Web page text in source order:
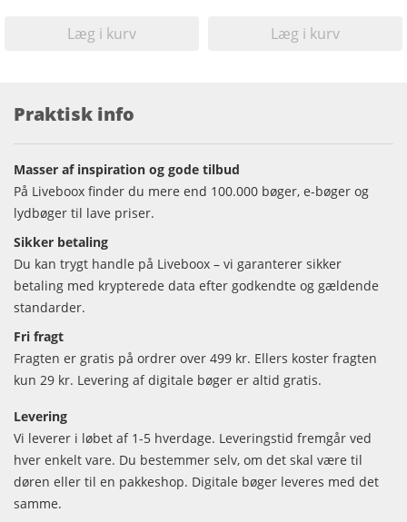
Læg i kurv Læg i kurv
Praktisk info
Masser af inspiration og gode tilbud
På Liveboox finder du mere end 100.000 bøger, e-bøger og
lydbøger til lave priser.
Sikker betaling
Du kan trygt handle på Liveboox – vi garanterer sikker
betaling med krypterede data efter godkendte og gældende
standarder.
Fri fragt
Fragten er gratis på ordrer over 499 kr. Ellers koster fragten
kun 29 kr. Levering af digitale bøger er altid gratis.
Levering
Vi leverer i løbet af 1-5 hverdage. Leveringstid fremgår ved
hver enkelt vare. Du bestemmer selv, om det skal være til
døren eller til en pakkeshop. Digitale bøger leveres med det
samme.